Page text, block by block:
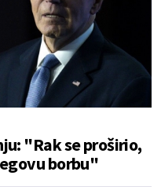
"Rak se proširio,
borbu"